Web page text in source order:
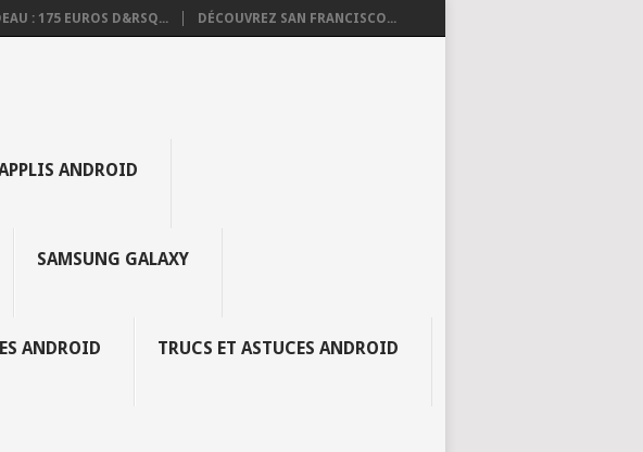
: 175 EUROS D&RSQ... DÉCOUVREZ SAN FRANCISCO...
ANDROID
SAMSUNG GALAXY
ANDROID TRUCS ET ASTUCES ANDROID